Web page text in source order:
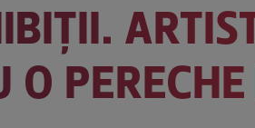
PERECHE